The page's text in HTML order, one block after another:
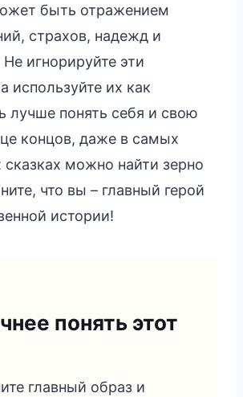
быть отражением
страхов, надежд и
игнорируйте эти
используйте их как
лучше понять себя и свою
концов, даже в самых
сказках можно найти зерно
что вы – главный герой
истории!
понять этот
главный образ и